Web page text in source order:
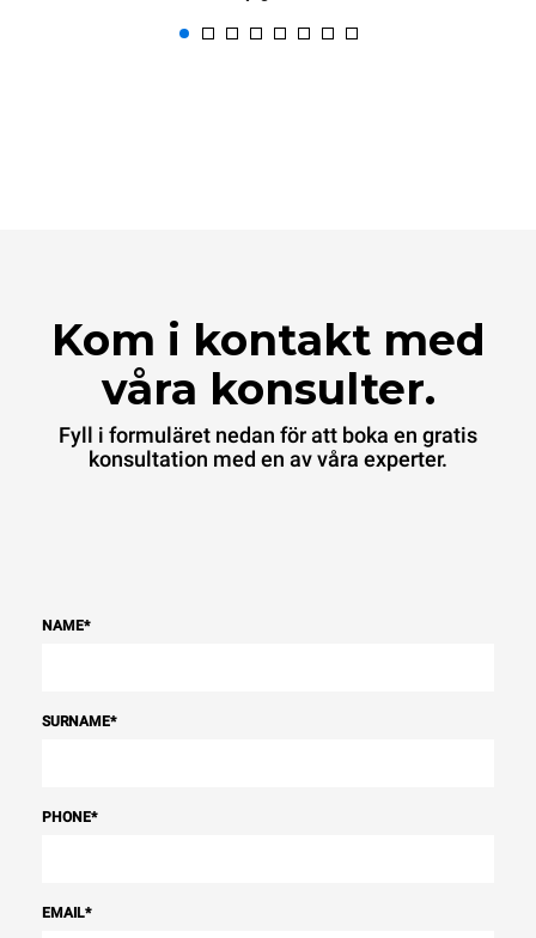
Kom i kontakt med
våra konsulter.
Fyll i formuläret nedan för att boka en gratis
konsultation med en av våra experter.
NAME*
SURNAME*
PHONE*
EMAIL*